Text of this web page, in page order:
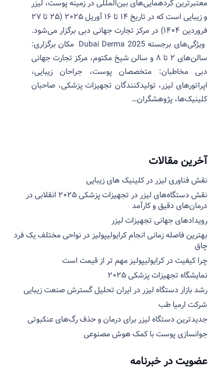
معتبرترین گردهمایی‌های بین‌المللی در زمینه پوست، لیزر
و زیبایی است که در تاریخ ۱۴ تا ۱۶ آوریل ۲۰۲۵ (۲۵ تا ۲۷
فروردین ۱۴۰۴) در مرکز تجارت جهانی دبی برگزار می‌شود.
ویژگی‌های برجسته Dubai Derma 2025 مکان برگزاری:
سالن‌های ۲ تا ۸ و سالن شیخ مکتوم، مرکز تجارت جهانی
دبی مخاطبان: متخصصان پوست، جراحان زیبایی،
اپراتورهای لیزر، تولیدکنندگان تجهیزات پزشکی، صاحبان
کلینیک‌ها، پژوهشگران…
آخرین مقالات
نقش فناوری لیزر در کلینیک های زیبایی
نقش دستگاه‌های لیزر در تجهیزات پزشکی ۲۰۲۵ انقلابی در
درمان‌های دقیق و کارآمد
رویدادهای جهانی تجهیزات لیزر
بهترین فاصله زمانی انجام کرایولیپولیز در نواحی مختلف یک فرد
چاق
چرا کیفیت در کرایولیپولیز مهم تر از قیمت است
نمایشگاه تجهیزات پزشکی ۲۰۲۵
رشد بازار دستگاه لیزر در ایران تحلیل گسترش صنعت زیبایی
شرکت ارمیا طب
جدیدترین دستگاه لیزر برای درمان و حذف رگ‌های عنکبوتی
جوانسازی پوست با کمک هوش مصنوعی
عضویت در خبرنامه